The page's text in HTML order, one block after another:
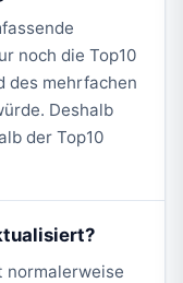
noch die Top10
des mehrfachen
Deshalb
der Top10
normalerweise